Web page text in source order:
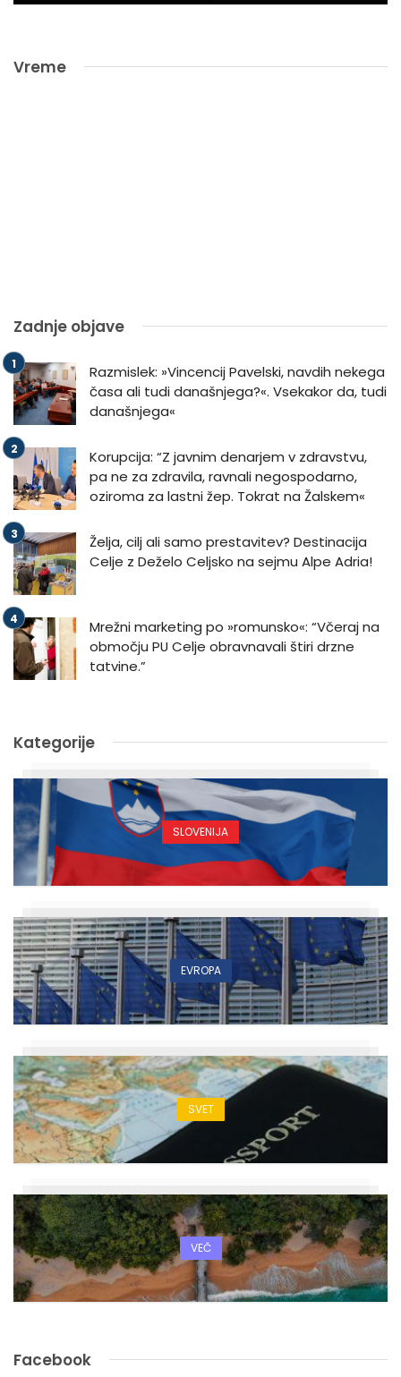
Vreme
Zadnje objave
Razmislek: »Vincencij Pavelski, navdih nekega
časa ali tudi današnjega?«. Vsekakor da, tudi
današnjega«
Korupcija: “Z javnim denarjem v zdravstvu,
pa ne za zdravila, ravnali negospodarno,
oziroma za lastni žep. Tokrat na Žalskem«
Želja, cilj ali samo prestavitev? Destinacija
Celje z Deželo Celjsko na sejmu Alpe Adria!
Mrežni marketing po »romunsko«: “Včeraj na
območju PU Celje obravnavali štiri drzne
tatvine.”
Kategorije
SLOVENIJA
EVROPA
SVET
VEČ
Facebook